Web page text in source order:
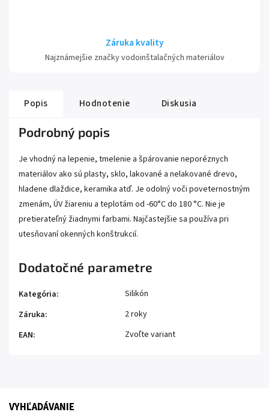
Záruka kvality
Najznámejšie značky vodoinštalačných materiálov
Popis Hodnotenie Diskusia
Podrobný popis
Je vhodný na lepenie, tmelenie a špárovanie neporéznych
materiálov ako sú plasty, sklo, lakované a nelakované drevo,
hladene dlaždice, keramika atď. Je odolný voči poveternostným
zmenám, ÚV žiareniu a teplotám od -60°C do 180 °C. Nie je
pretierateľný žiadnymi farbami. Najčastejšie sa používa pri
utesňovaní okenných konštrukcií.
Dodatočné parametre
Kategória:
Silikón
Záruka:
2 roky
EAN: Zvoľte variant
VYHĽADÁVANIE